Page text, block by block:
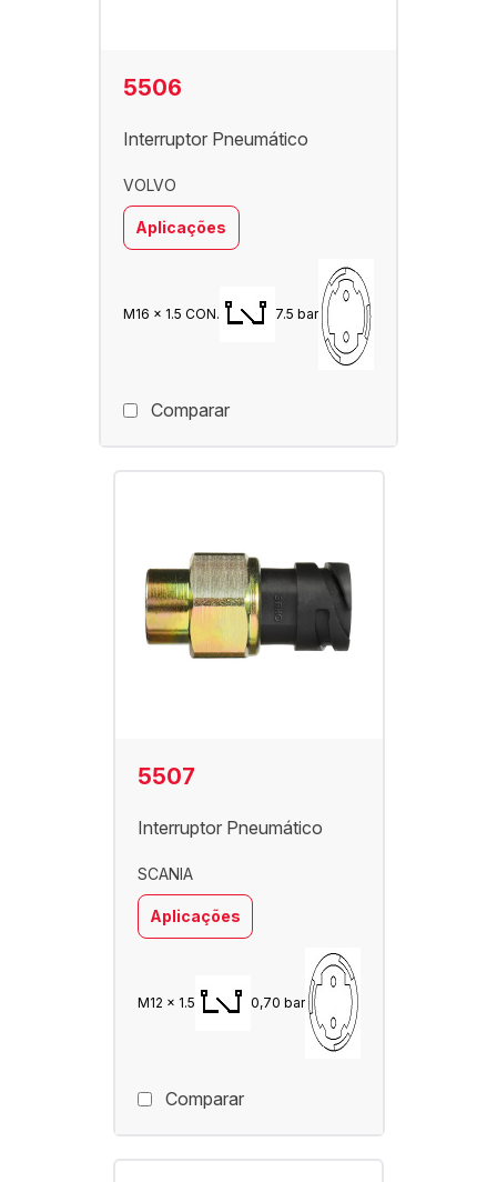
5506
Interruptor Pneumático
VOLVO
Aplicações
M16 x 1.5 CON. 7.5 bar
Comparar
5507
Interruptor Pneumático
SCANIA
Aplicações
M12 x 1.5 0,70 bar
Comparar